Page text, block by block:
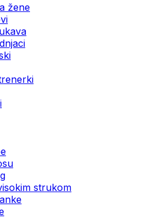
žene
strukom